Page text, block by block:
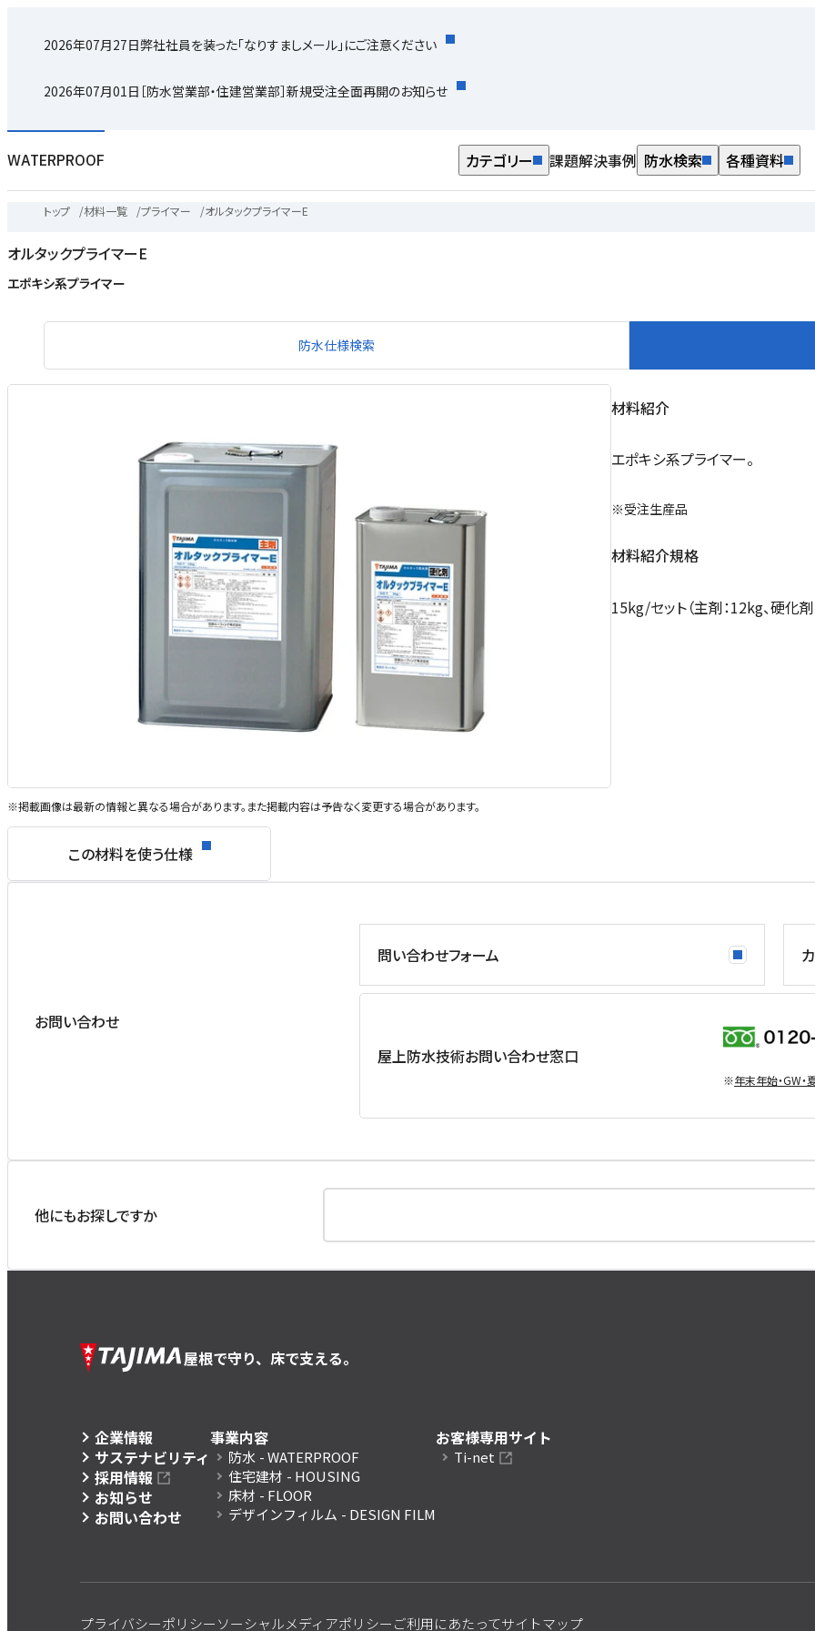
2026年07月27日弊社社員を装った「なりすましメール」にご注意ください
2026年07月01日 ［防水営業部・住建営業部］新規受注全面再開のお知らせ
WATERPROOF カテゴリー 課題解決事例 防水検索 各種資料
トップ /材料一覧 /プライマー /オルタックプライマーE
オルタックプライマーE
エポキシ系プライマー
防水仕様検索
※掲載画像は最新の情報と異なる場合があります。また掲載内容は予告なく変更する場合があります。
この材料を使う仕様
材料紹介
エポキシ系プライマー。
※受注生産品
材料紹介規格
15kg/セット（主剤：12kg、硬化剤
お問い合わせ
問い合わせフォーム
屋上防水技術お問い合わせ窓口
※年末年始・GW
他にもお探しですか
屋根で守り、床で支える。
企業情報
サステナビリティ
採用情報
お知らせ
お問い合わせ
事業内容
防水 - WATERPROOF
住宅建材 - HOUSING
床材 - FLOOR
デザインフィルム - DESIGN FILM
お客様専用サイト
Ti-net
プライバシーポリシーソーシャルメディアポリシーご利用にあたってサイトマップ